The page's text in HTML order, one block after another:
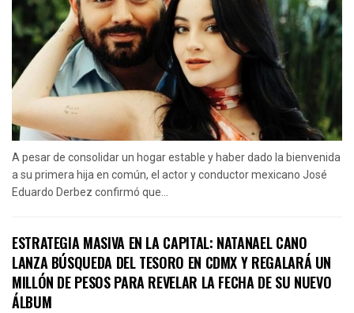
A pesar de consolidar un hogar estable y haber dado la bienvenida
a su primera hija en común, el actor y conductor mexicano José
Eduardo Derbez confirmó que...
ESTRATEGIA MASIVA EN LA CAPITAL: NATANAEL CANO
LANZA BÚSQUEDA DEL TESORO EN CDMX Y REGALARÁ UN
MILLÓN DE PESOS PARA REVELAR LA FECHA DE SU NUEVO
ÁLBUM